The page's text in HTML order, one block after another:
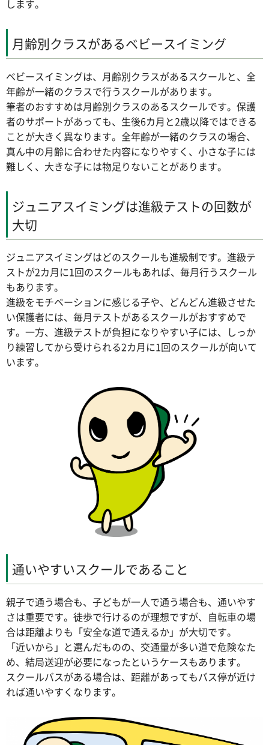
します。
月齢別クラスがあるベビースイミング
ベビースイミングは、月齢別クラスがあるスクールと、全
年齢が一緒のクラスで行うスクールがあります。
筆者のおすすめは月齢別クラスのあるスクールです。保護
者のサポートがあっても、生後6カ月と2歳以降ではできる
ことが大きく異なります。全年齢が一緒のクラスの場合、
真ん中の月齢に合わせた内容になりやすく、小さな子には
難しく、大きな子には物足りないことがあります。
ジュニアスイミングは進級テストの回数が
大切
ジュニアスイミングはどのスクールも進級制です。進級テ
ストが2カ月に1回のスクールもあれば、毎月行うスクール
もあります。
進級をモチベーションに感じる子や、どんどん進級させた
い保護者には、毎月テストがあるスクールがおすすめで
す。一方、進級テストが負担になりやすい子には、しっか
り練習してから受けられる2カ月に1回のスクールが向いて
います。
通いやすいスクールであること
親子で通う場合も、子どもが一人で通う場合も、通いやす
さは重要です。徒歩で行けるのが理想ですが、自転車の場
合は距離よりも「安全な道で通えるか」が大切です。
「近いから」と選んだものの、交通量が多い道で危険なた
め、結局送迎が必要になったというケースもあります。
スクールバスがある場合は、距離があってもバス停が近け
れば通いやすくなります。